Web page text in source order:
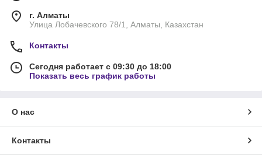
г. Алматы
Улица Лобачевского 78/1, Алматы, Казахстан
Контакты
Сегодня работает с 09:30 до 18:00
Показать весь график работы
О нас
Контакты